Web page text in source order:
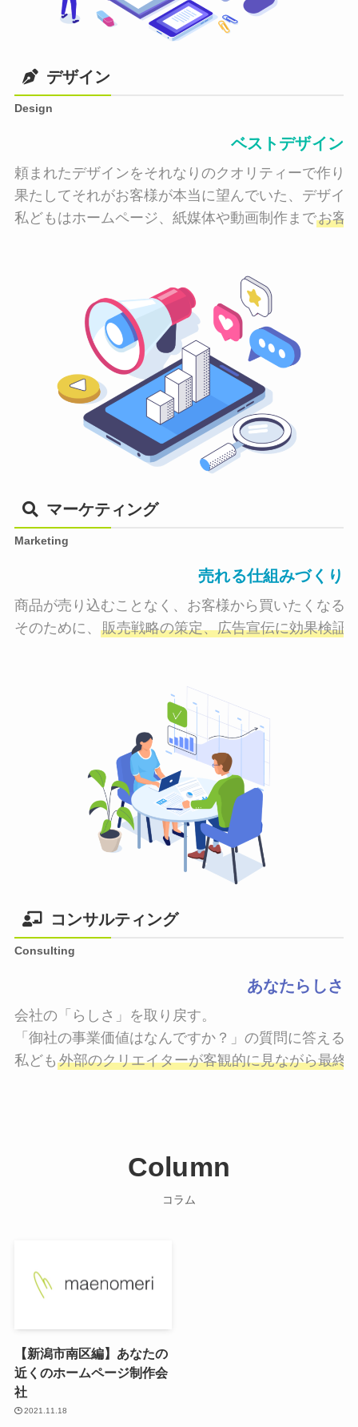
デザイン
Design
ベストデザイン
頼まれたデザインをそれなりのクオリティーで作り
果たしてそれがお客様が本当に望んでいた、デザイ
私どもはホームページ、紙媒体や動画制作までお客
マーケティング
Marketing
売れる仕組みづくり
商品が売り込むことなく、お客様から買いたくなる
そのために、 販売戦略の策定、広告宣伝に効果検証
コンサルティング
Consulting
あなたらしさ
会社の「らしさ」を取り戻す。
「御社の事業価値はなんですか？」の質問に答える
私ども 外部のクリエイターが客観的に見ながら最終
Column
コラム
【新潟市南区編】あなたの
近くのホームページ制作会
社
2021.11.18